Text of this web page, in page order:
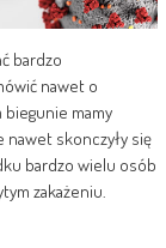
bardzo
nawet o
mamy
nawet skonczyły się
bardzo wielu osób
zakażeniu.